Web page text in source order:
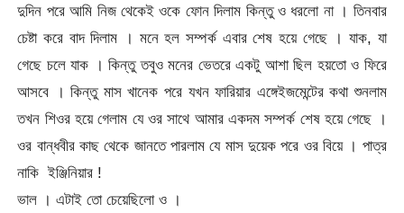
দুদিন পরে আমি নিজ থেকেই ওকে ফোন দিলাম কিন্তু ও ধরলো না । তিনবার
চেষ্টা করে বাদ দিলাম । মনে হল সম্পর্ক এবার শেষ হয়ে গেছে । যাক, যা
গেছে চলে যাক । কিন্তু তবুও মনের ভেতরে একটু আশা ছিল হয়তো ও ফিরে
আসবে । কিন্তু মাস খানেক পরে যখন ফারিয়ার এঙ্গেইজমেন্টের কথা শুনলাম
তখন শিওর হয়ে গেলাম যে ওর সাথে আমার একদম সম্পর্ক শেষ হয়ে গেছে ।
ওর বান্ধবীর কাছ থেকে জানতে পারলাম যে মাস দুয়েক পরে ওর বিয়ে । পাত্র
নাকি ইঞ্জিনিয়ার !
ভাল । এটাই তো চেয়েছিলো ও ।